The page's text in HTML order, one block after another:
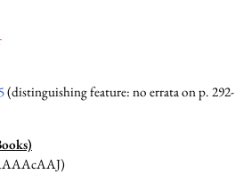
(distinguishing feature: no errata on p. 292-